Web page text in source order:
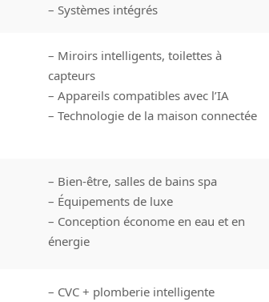
– Systèmes intégrés
– Miroirs intelligents, toilettes à
capteurs
– Appareils compatibles avec l’IA
– Technologie de la maison connectée
– Bien-être, salles de bains spa
– Équipements de luxe
– Conception économe en eau et en
énergie
– CVC + plomberie intelligente